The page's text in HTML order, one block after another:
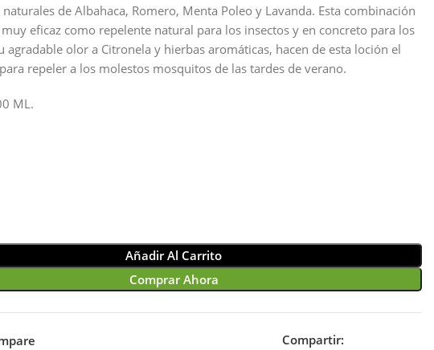
de Albahaca, Romero, Menta Poleo y Lavanda. Esta combinación
eficaz como repelente natural para los insectos y en concreto para los
agradable olor a Citronela y hierbas aromáticas, hacen de esta loción el
repeler a los molestos mosquitos de las tardes de verano.
ML.
Añadir Al Carrito
Comprar Ahora
Compartir: